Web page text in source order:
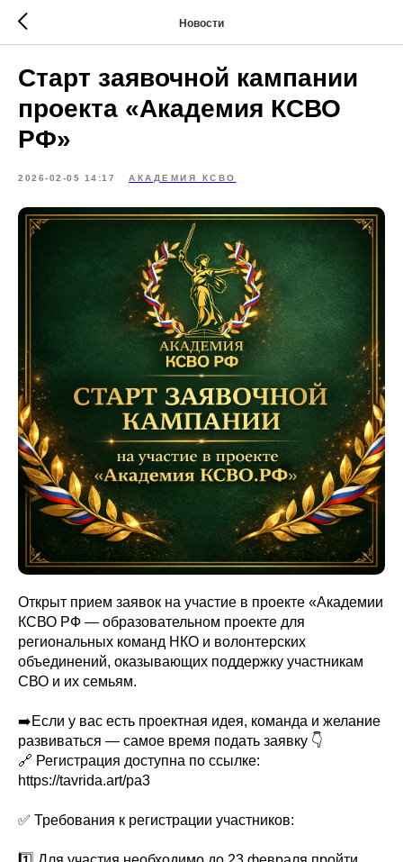
Новости
Старт заявочной кампании
проекта «Академия КСВО
РФ»
2026-02-05 14:17 АКАДЕМИЯ КСВО
Открыт прием заявок на участие в проекте «Академии
КСВО РФ — образовательном проекте для
региональных команд НКО и волонтерских
объединений, оказывающих поддержку участникам
СВО и их семьям.
➡️Если у вас есть проектная идея, команда и желание
развиваться — самое время подать заявку 👇
🔗 Регистрация доступна по ссылке:
https://tavrida.art/pa3
✅ Требования к регистрации участников: